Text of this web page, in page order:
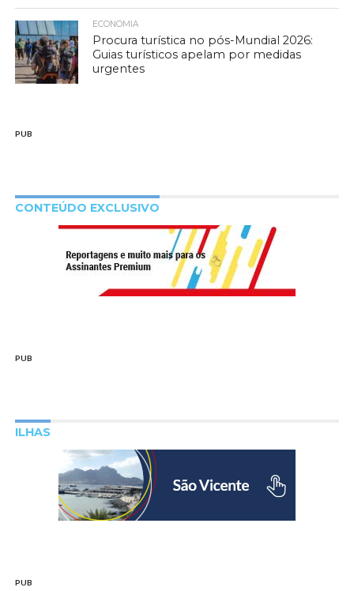
ECONOMIA
Procura turística no pós-Mundial 2026:
Guias turísticos apelam por medidas
urgentes
PUB
CONTEÚDO EXCLUSIVO
PUB
ILHAS
PUB